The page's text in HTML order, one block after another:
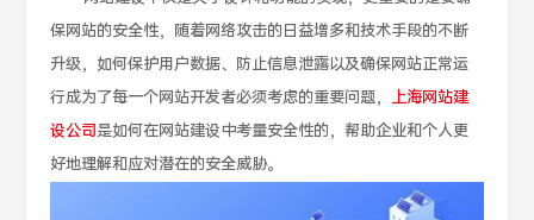
保网站的安全性，随着网络攻击的日益增多和技术手段的不断
升级，如何保护用户数据、防止信息泄露以及确保网站正常运
行成为了每一个网站开发者必须考虑的重要问题， 上海网站建
设公司是如何在网站建设中考量安全性的，帮助企业和个人更
好地理解和应对潜在的安全威胁。